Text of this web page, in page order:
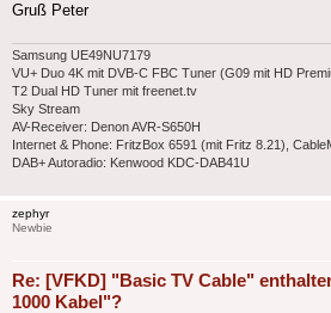
Gruß Peter
Samsung UE49NU7179
VU+ Duo 4K mit DVB-C FBC Tuner (G09 mit HD
T2 Dual HD Tuner mit freenet.tv
Sky Stream
AV-Receiver: Denon AVR-S650H
Internet & Phone: FritzBox 6591 (mit Fritz 8.21),
DAB+ Autoradio: Kenwood KDC-DAB41U
zephyr
Newbie
Re: [VFKD] "Basic TV Cable"
1000 Kabel"?